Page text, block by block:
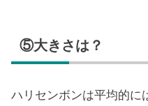
⑤大きさは？
ハリセンボンは平均的に